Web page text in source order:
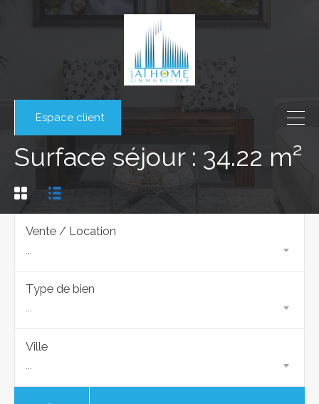
Espace client
Surface séjour : 34.22 m²
Vente / Location
...
Type de bien
...
Ville
...